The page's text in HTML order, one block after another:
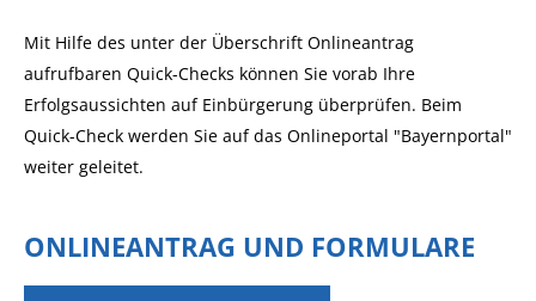
Mit Hilfe des unter der Überschrift Onlineantrag
aufrufbaren Quick-Checks können Sie vorab Ihre
Erfolgsaussichten auf Einbürgerung überprüfen. Beim
Quick-Check werden Sie auf das Onlineportal "Bayernportal"
weiter geleitet.
ONLINEANTRAG UND FORMULARE